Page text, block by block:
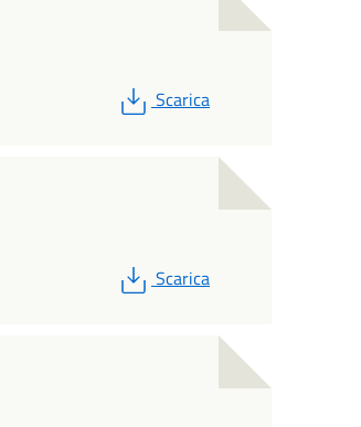
PDF
Scarica
PDF
Scarica